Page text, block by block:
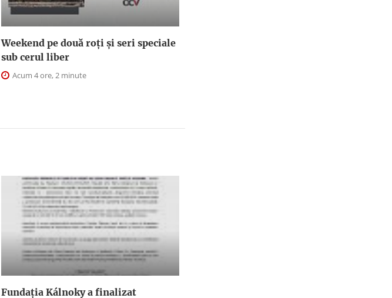
Weekend pe două roți și seri speciale
sub cerul liber
Acum 4 ore, 2 minute
Fundația Kálnoky a finalizat